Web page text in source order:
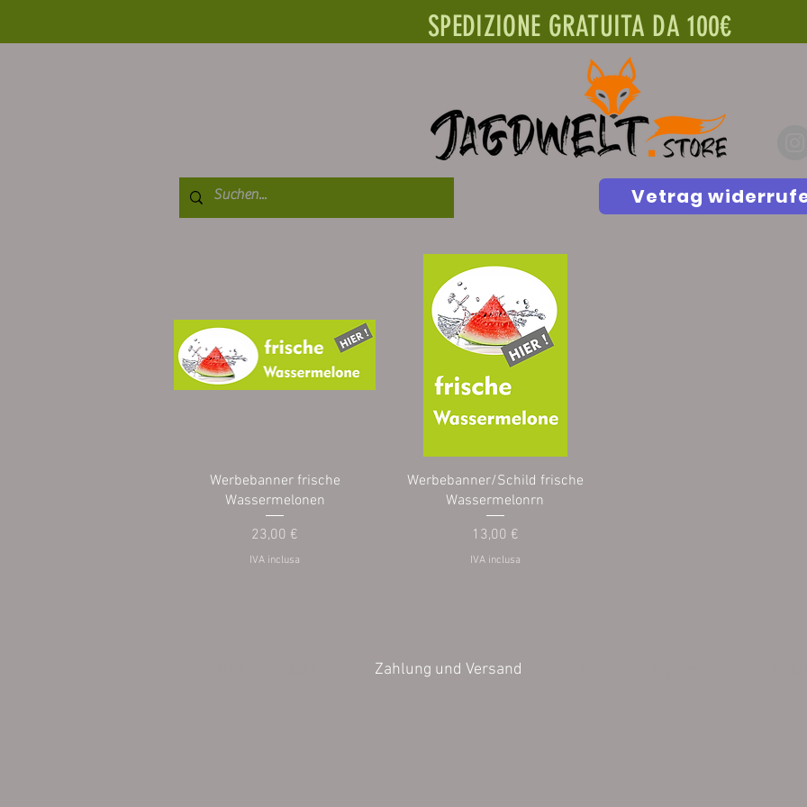
SPEDIZIONE GRATUITA DA 100€
Vetrag
Werbebanner frische
Wassermelonen
Prezzo
23,00 €
IVA inclusa
Werbebanner/Schild frische
Wassermelonrn
Prezzo
13,00 €
IVA inclusa
Zahlung und Versand